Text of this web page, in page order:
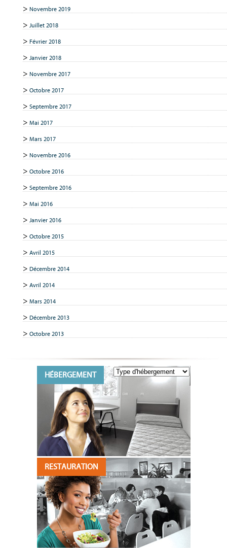
Novembre 2019
Juillet 2018
Février 2018
Janvier 2018
Novembre 2017
Octobre 2017
Septembre 2017
Mai 2017
Mars 2017
Novembre 2016
Octobre 2016
Septembre 2016
Mai 2016
Janvier 2016
Octobre 2015
Avril 2015
Décembre 2014
Avril 2014
Mars 2014
Décembre 2013
Octobre 2013
HÉBERGEMENT
RESTAURATION